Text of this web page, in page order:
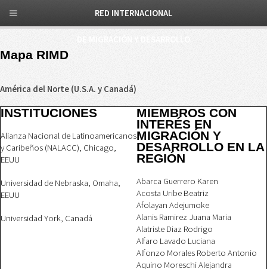
Mapa RIMD
América del Norte (U.S.A. y Canadá)
INSTITUCIONES
Alianza Nacional de Latinoamericanos
y Caribeños (NALACC), Chicago,
EEUU
Universidad de Nebraska, Omaha,
EEUU
Universidad York, Canadá
MIEMBROS CON
INTERÉS EN
MIGRACIÓN Y
DESARROLLO EN LA
REGIÓN
Abarca Guerrero Karen
Acosta Uribe Beatriz
Afolayan Adejumoke
Alanis Ramirez Juana Maria
Alatriste Diaz Rodrigo
Alfaro Lavado Luciana
Alfonzo Morales Roberto Antonio
Aquino Moreschi Alejandra
RED INTERNACIONAL